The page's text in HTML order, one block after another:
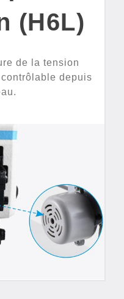
(H6L)
de la tension
depuis